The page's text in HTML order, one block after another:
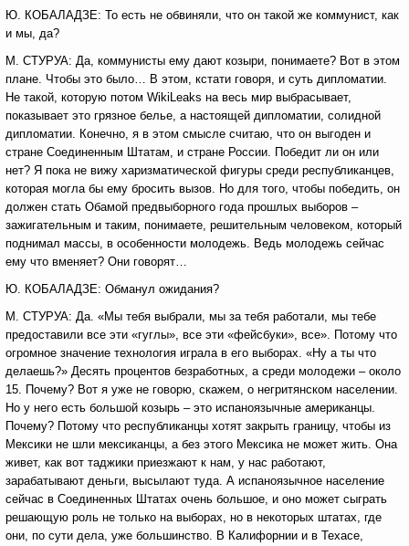
Ю. КОБАЛАДЗЕ: То есть не обвиняли, что он такой же коммунист, как
и мы, да?
М. СТУРУА: Да, коммунисты ему дают козыри, понимаете? Вот в этом
плане. Чтобы это было… В этом, кстати говоря, и суть дипломатии.
Не такой, которую потом WikiLeaks на весь мир выбрасывает,
показывает это грязное белье, а настоящей дипломатии, солидной
дипломатии. Конечно, я в этом смысле считаю, что он выгоден и
стране Соединенным Штатам, и стране России. Победит ли он или
нет? Я пока не вижу харизматической фигуры среди республиканцев,
которая могла бы ему бросить вызов. Но для того, чтобы победить, он
должен стать Обамой предвыборного года прошлых выборов –
зажигательным и таким, понимаете, решительным человеком, который
поднимал массы, в особенности молодежь. Ведь молодежь сейчас
ему что вменяет? Они говорят…
Ю. КОБАЛАДЗЕ: Обманул ожидания?
М. СТУРУА: Да. «Мы тебя выбрали, мы за тебя работали, мы тебе
предоставили все эти «гуглы», все эти «фейсбуки», все». Потому что
огромное значение технология играла в его выборах. «Ну а ты что
делаешь?» Десять процентов безработных, а среди молодежи – около
15. Почему? Вот я уже не говорю, скажем, о негритянском населении.
Но у него есть большой козырь – это испаноязычные американцы.
Почему? Потому что республиканцы хотят закрыть границу, чтобы из
Мексики не шли мексиканцы, а без этого Мексика не может жить. Она
живет, как вот таджики приезжают к нам, у нас работают,
зарабатывают деньги, высылают туда. А испаноязычное население
сейчас в Соединенных Штатах очень большое, и оно может сыграть
решающую роль не только на выборах, но в некоторых штатах, где
они, по сути дела, уже большинство. В Калифорнии и в Техасе,